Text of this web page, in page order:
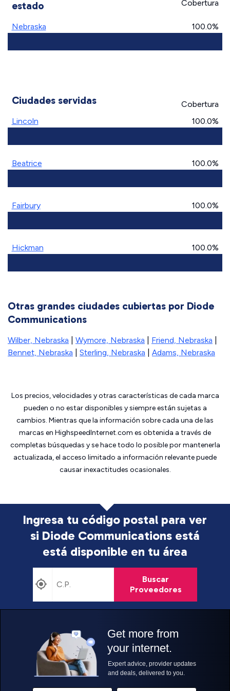
estado Cobertura
Nebraska 100.0%
Ciudades servidas
Cobertura
Lincoln
100.0%
Beatrice 100.0%
Fairbury 100.0%
Hickman 100.0%
Otras grandes ciudades cubiertas por Diode
Communications
Wilber, Nebraska Wymore, Nebraska Friend, Nebraska
Bennet, Nebraska
Sterling, Nebraska Adams, Nebraska
Los precios, velocidades y otras características de cada marca
pueden o no estar disponibles y siempre están sujetas a
cambios. Mientras que la información sobre cada una de las
marcas en HighspeedInternet.com es obtenida a través de
completas búsquedas y se hace todo lo posible por mantenerla
actualizada, el acceso limitado a información relevante puede
causar inexactitudes ocasionales.
Ingresa tu código postal para ver
si Diode Communications está
está disponible en tu área
Buscar
Proveedores